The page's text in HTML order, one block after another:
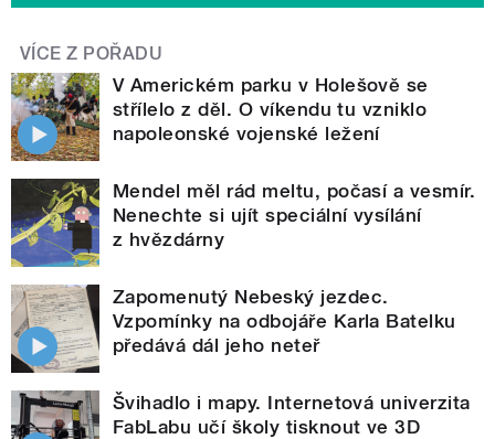
VÍCE Z POŘADU
V Americkém parku v Holešově se
střílelo z děl. O víkendu tu vzniklo
napoleonské vojenské ležení
Mendel měl rád meltu, počasí a vesmír.
Nenechte si ujít speciální vysílání
z hvězdárny
Zapomenutý Nebeský jezdec.
Vzpomínky na odbojáře Karla Batelku
předává dál jeho neteř
Švihadlo i mapy. Internetová univerzita
FabLabu učí školy tisknout ve 3D